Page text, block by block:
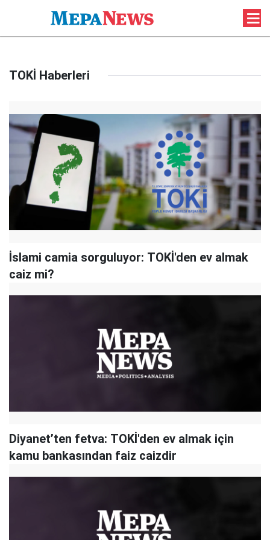
TOKİ Haberleri
İslami camia sorguluyor: TOKİ'den ev almak
caiz mi?
Diyanet’ten fetva: TOKİ'den ev almak için
kamu bankasından faiz caizdir